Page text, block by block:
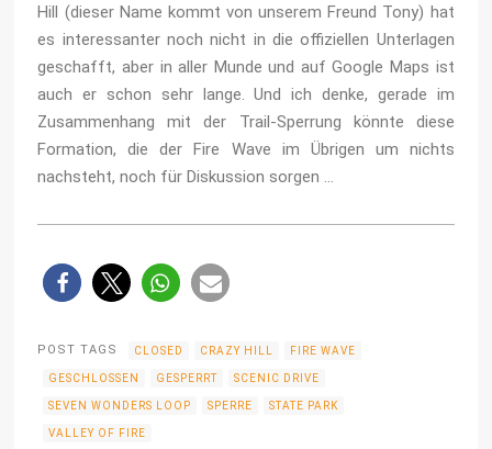
Hill (dieser Name kommt von unserem Freund Tony) hat
es interessanter noch nicht in die offiziellen Unterlagen
geschafft, aber in aller Munde und auf Google Maps ist
auch er schon sehr lange. Und ich denke, gerade im
Zusammenhang mit der Trail-Sperrung könnte diese
Formation, die der Fire Wave im Übrigen um nichts
nachsteht, noch für Diskussion sorgen …
POST TAGS CLOSED CRAZY HILL FIRE WAVE
GESCHLOSSEN GESPERRT SCENIC DRIVE
SEVEN WONDERS LOOP SPERRE STATE PARK
VALLEY OF FIRE